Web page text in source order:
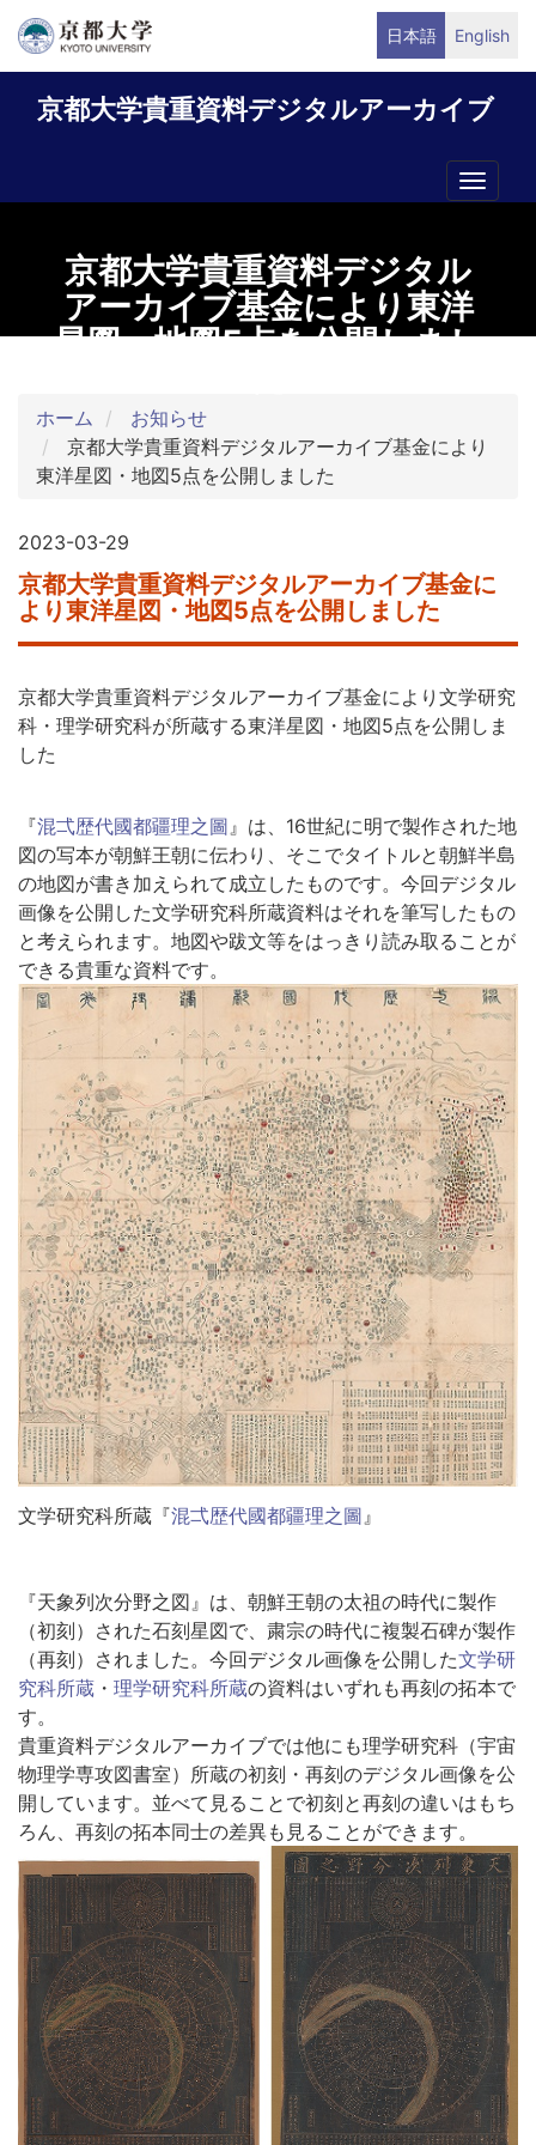
メ
ン
日本語 English
京都大学貴重資料デジタルアーカイブ
Toggle
京都大学貴重資料デジタル
アーカイブ基金により東洋
星図・地図5点を公開しまし
ホーム
お知らせ
京都大学貴重資料デジタルアーカイブ基金により
東洋星図・地図5点を公開しました
2023-03-29
京都大学貴重資料デジタルアーカイブ基金に
より東洋星図・地図5点を公開しました
京都大学貴重資料デジタルアーカイブ基金により文学研究
科・理学研究科が所蔵する東洋星図・地図5点を公開しま
した
『混弌歴代國都疆理之圖』は、16世紀に明で製作された地
図の写本が朝鮮王朝に伝わり、そこでタイトルと朝鮮半島
の地図が書き加えられて成立したものです。今回デジタル
画像を公開した文学研究科所蔵資料はそれを筆写したもの
と考えられます。地図や跋文等をはっきり読み取ることが
できる貴重な資料です。
文学研究科所蔵『混弌歴代國都疆理之圖 』
『天象列次分野之図』は、朝鮮王朝の太祖の時代に製作
（初刻）された石刻星図で、粛宗の時代に複製石碑が製作
（再刻）されました。今回デジタル画像を公開した文学研
究科所蔵 ・ 理学研究科所蔵の資料はいずれも再刻の拓本で
す。
貴重資料デジタルアーカイブでは他にも理学研究科（宇宙
物理学専攻図書室）所蔵の初刻・再刻のデジタル画像を公
開しています。並べて見ることで初刻と再刻の違いはもち
ろん、再刻の拓本同士の差異も見ることができます。